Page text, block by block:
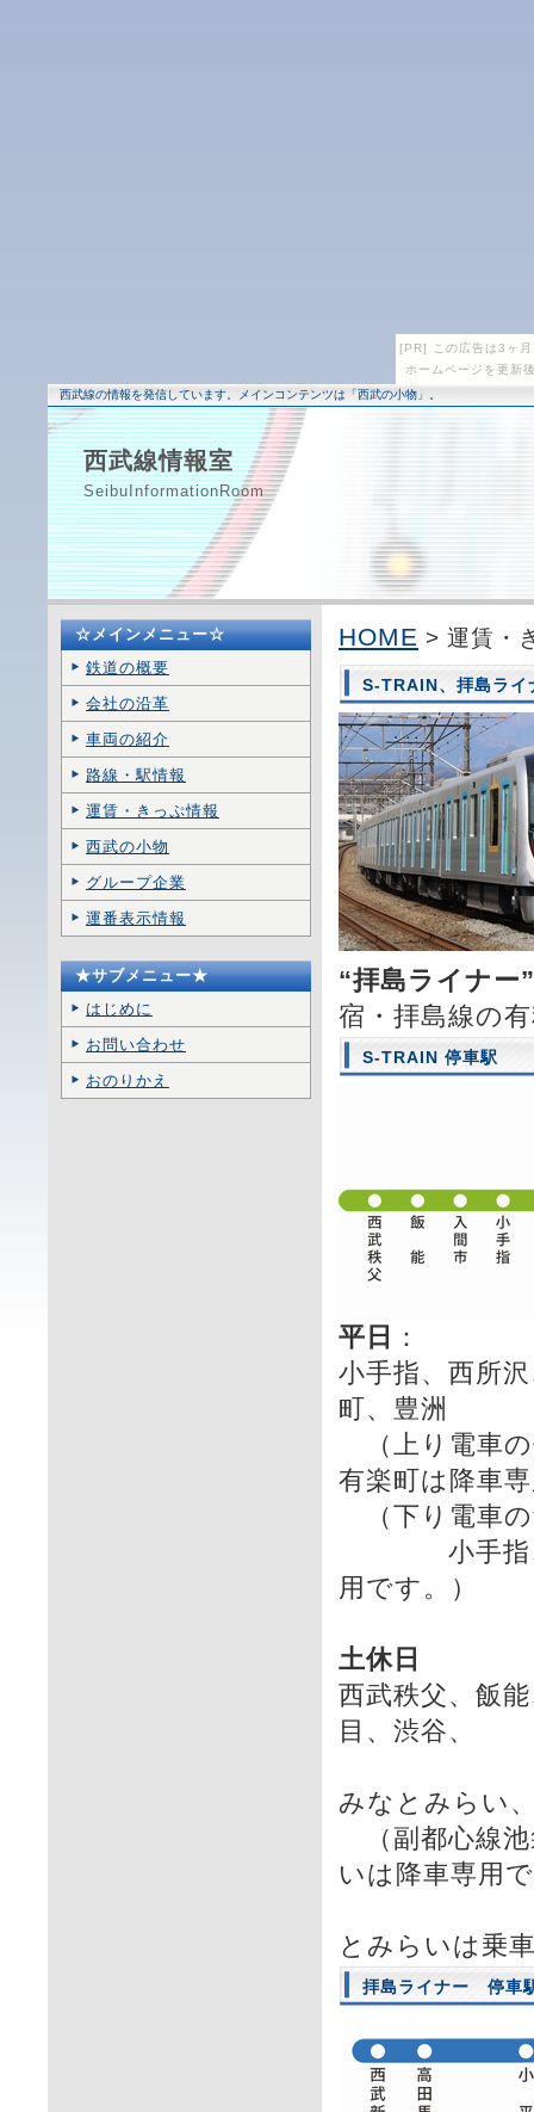
[PR] この広告は3ヶ
ホームページを更新
西武線の情報を発信しています。メインコンテンツは「西武の小物」。
西武線情報室
SeibuInformationRoom
HOME > 運賃・
S-TRAIN、拝島ライ
“拝島ライナー”
宿・拝島線の
S-TRAIN 停車駅
平日 ：
小手指、西所
町、豊洲
（上り電車
有楽町は降車
（下り電車
小手指、西
用です。）
土休日
西武秩父、飯
目、渋谷、
みなとみらい
（副都心線池
いは降車専用
とみらいは乗
拝島ライナー 停車
☆メインメニュー☆
鉄道の概要
会社の沿革
車両の紹介
路線・駅情報
運賃・きっぷ情報
西武の小物
グループ企業
運番表示情報
★サブメニュー★
はじめに
お問い合わせ
おのりかえ